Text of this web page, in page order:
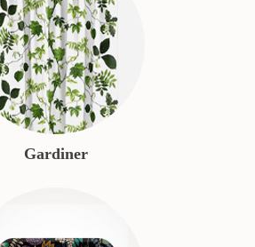
Gardiner